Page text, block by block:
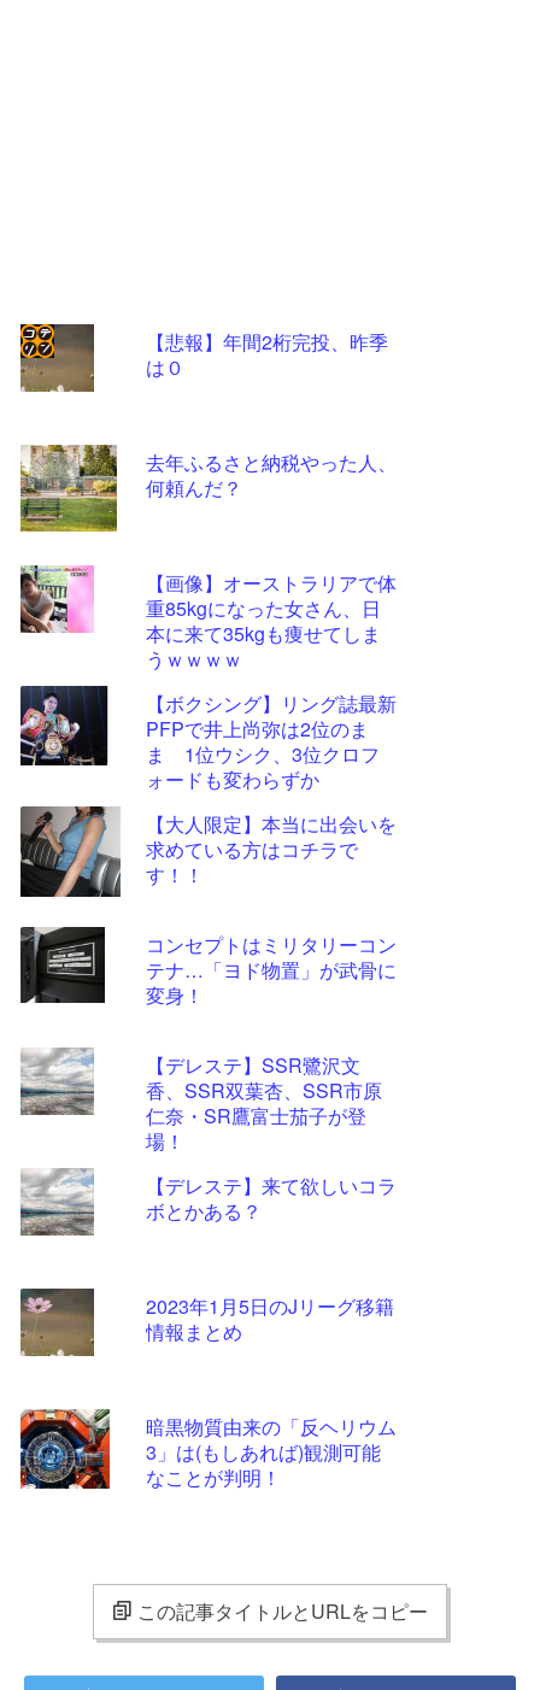
【悲報】年間2桁完投、昨季
は０
去年ふるさと納税やった人、
何頼んだ？
【画像】オーストラリアで体
重85kgになった女さん、日
本に来て35kgも痩せてしま
うｗｗｗｗ
【ボクシング】リング誌最新
PFPで井上尚弥は2位のま
ま 1位ウシク、3位クロフ
ォードも変わらずか
【大人限定】本当に出会いを
求めている方はコチラで
す！！
コンセプトはミリタリーコン
テナ…「ヨド物置」が武骨に
変身！
【デレステ】SSR鷺沢文
香、SSR双葉杏、SSR市原
仁奈・SR鷹富士茄子が登
場！
【デレステ】来て欲しいコラ
ボとかある？
2023年1月5日のJリーグ移籍
情報まとめ
暗黒物質由来の「反ヘリウム
3」は(もしあれば)観測可能
なことが判明！
コテ
- 固
定リ
ンク
更新
ツー
この記事タイトルとURLをコピー